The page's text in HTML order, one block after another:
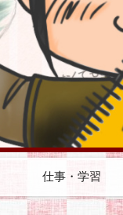
体験戦記
体験戦記
体験戦記
体験戦記
体験戦記
体験戦記
体験戦記
体験戦記
体験戦記
体験戦記
体験戦記
体験戦記
体験戦記
体験戦記
体験戦記
体験戦記
体験戦記
体験戦記
体験戦記
体験戦記
体験戦記
体験戦記
体験戦記
体験戦記
体験戦記
体験戦記
体験戦記
解説戦隊
解説戦隊
解説戦隊
解説戦隊
解説戦隊
解説戦隊
解説戦隊
解説戦隊
解説戦隊
解説戦隊
解説戦隊
企業・お
企業・お
企業・お
企業・お
企業・お
企業・お
企業・お
企業・お
企業・お
企業・お
企業・お
読書感想
読書感想
読書感想
読書感想
読書感想
読書感想
読書感想
読書感想
読書感想
仕事・学習
アフィリエイト講座
WordPress(ワードプレス)
テーマ・テンプレート
SIRIUS(シリウス)関連
BANNERPLUS(バナープラ
無料ブログ
ASP・広告
ウェブサービス・店舗・企
ソフト・ツール
お得情報やお小遣い稼ぎと